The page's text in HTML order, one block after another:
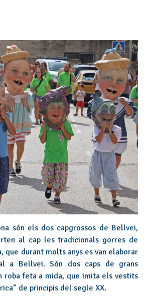
són els dos capgrossos de Bellvei,
al cap les tradicionals gorres de
que durant molts anys es van elaborar
a Bellvei. Són dos caps de grans
roba feta a mida, que imita els vestits
de principis del segle XX.